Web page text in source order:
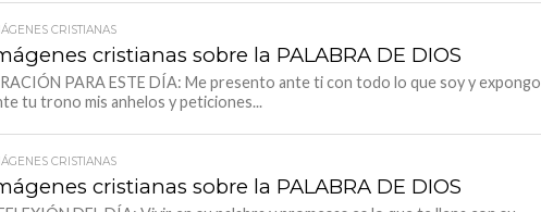
CRISTIANAS
cristianas sobre la PALABRA DE DIOS
PARA ESTE DÍA: Me presento ante ti con todo lo que soy y expongo
tu trono mis anhelos y peticiones...
CRISTIANAS
cristianas sobre la PALABRA DE DIOS